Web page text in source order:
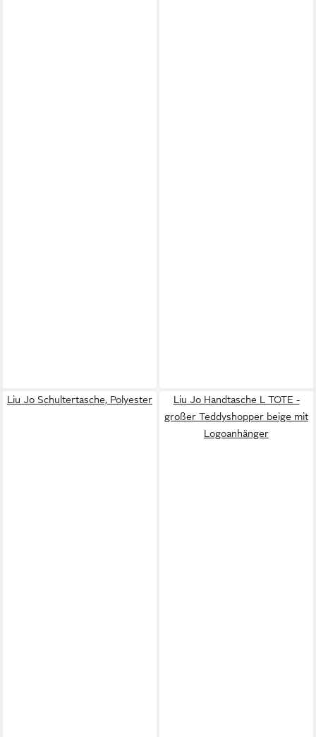
Liu Jo Schultertasche, Polyester
Liu Jo Handtasche L TOTE -
großer Teddyshopper beige mit
Logoanhänger